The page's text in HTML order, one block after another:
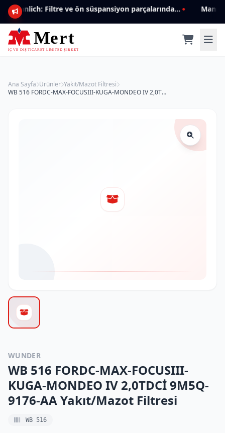
Mannlich: Filtre ve ön süspansiyon parçalarında genişleyen ürün yelpazesiyle kalite ve güven.
Ana Sayfa Ürünler Yakıt/Mazot Filtresi
WB 516 FORDC-MAX-FOCUSIII-KUGA-MONDEO IV 2,0TDCİ 9M5Q-9176-AA Yakıt/Mazot Filtresi
WUNDER
WB 516 FORDC-MAX-FOCUSIII-
KUGA-MONDEO IV 2,0TDCİ 9M5Q-
9176-AA Yakıt/Mazot Filtresi
WB 516